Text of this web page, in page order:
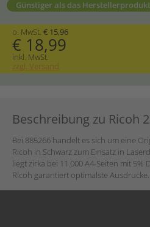
Günstiger als das Herstellerprodukt
o. MwSt. € 15,96
€ 18,99
inkl. MwSt.
zzgl. Versand
Beschreibung zu Ricoh
Bei 885266 handelt es sich um eine
Ricoh in Schwarz zum Einsatz in
liegt zirka bei 11.000 A4-Seiten mit
Ricoh garantiert optimalste Ausdrucke.